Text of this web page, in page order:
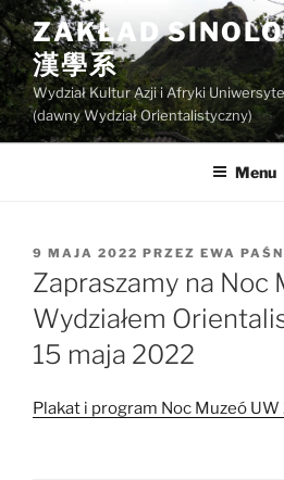
Przejdź
do
treści
ZAKŁAD
漢學系
Wydział Kultur Azji i Afryki
(dawny Wydział Orientalistyczny)
Menu
OPUBLIKOWANE
W
9 MAJA 2022 PRZEZ EWA
Zapraszamy na Noc
Wydziałem
15 maja 2022
Plakat i program Noc Muzeó